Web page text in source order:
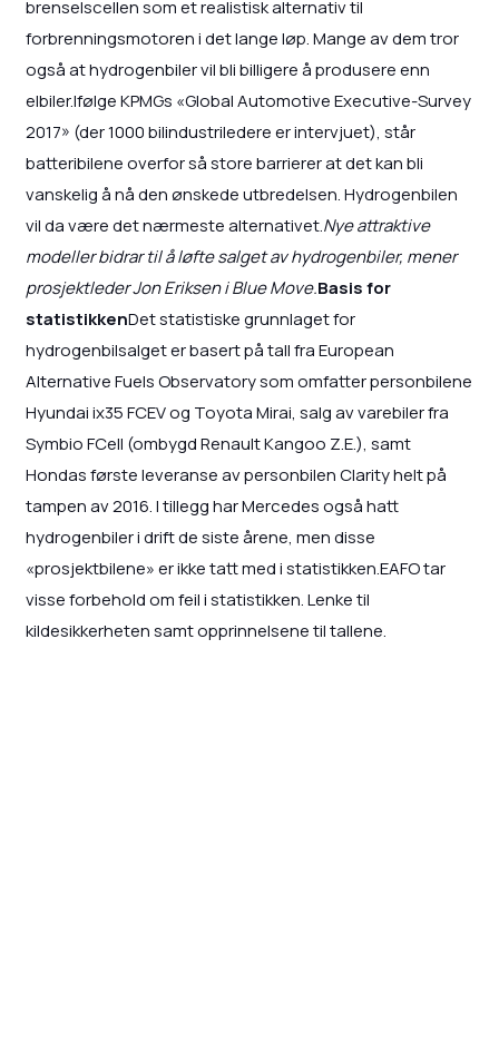
brenselscellen som et realistisk alternativ til
forbrenningsmotoren i det lange løp. Mange av dem tror
også at hydrogenbiler vil bli billigere å produsere enn
elbiler.Ifølge KPMGs «Global Automotive Executive-Survey
2017» (der 1000 bilindustriledere er intervjuet), står
batteribilene overfor så store barrierer at det kan bli
vanskelig å nå den ønskede utbredelsen. Hydrogenbilen
vil da være det nærmeste alternativet.Nye attraktive
modeller bidrar til å løfte salget av hydrogenbiler, mener
prosjektleder Jon Eriksen i Blue Move.Basis for
statistikkenDet statistiske grunnlaget for
hydrogenbilsalget er basert på tall fra European
Alternative Fuels Observatory som omfatter personbilene
Hyundai ix35 FCEV og Toyota Mirai, salg av varebiler fra
Symbio FCell (ombygd Renault Kangoo Z.E.), samt
Hondas første leveranse av personbilen Clarity helt på
tampen av 2016. I tillegg har Mercedes også hatt
hydrogenbiler i drift de siste årene, men disse
«prosjektbilene» er ikke tatt med i statistikken.EAFO tar
visse forbehold om feil i statistikken. Lenke til
kildesikkerheten samt opprinnelsene til tallene.